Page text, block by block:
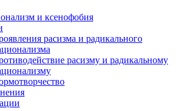
и ксенофобия
расизма и радикального
расизму и радикальному